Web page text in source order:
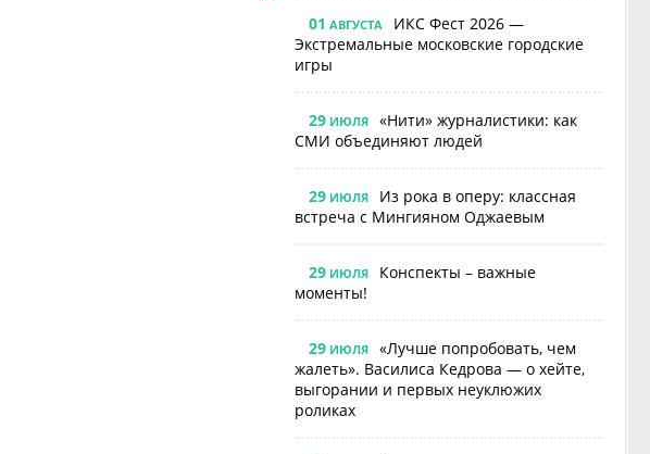
01 АВГУСТА
ИКС Фест 2026 —
Экстремальные московские городские
игры
29ИЮЛЯ
«Нити» журналистики: как
СМИ объединяют людей
29ИЮЛЯ
Из рока в оперу: классная
встреча с Мингияном Оджаевым
29ИЮЛЯ
Конспекты – важные
моменты!
29ИЮЛЯ
«Лучше попробовать, чем
жалеть». Василиса Кедрова — о хейте,
выгорании и первых неуклюжих
роликах